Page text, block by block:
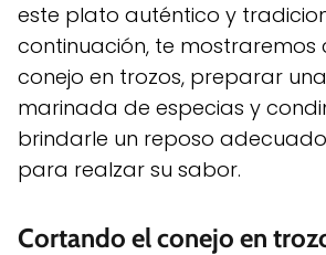
este plato auténtico y
continuación, te
conejo en trozos, preparar
marinada de especias y
brindarle un reposo
para realzar su sabor.
Cortando el conejo en